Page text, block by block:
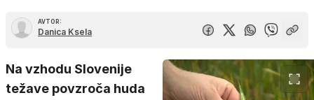
AVTOR:
Danica Ksela
Na vzhodu Slovenije
težave povzroča huda